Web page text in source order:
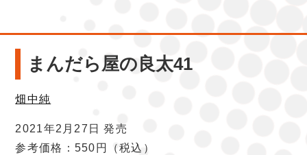
まんだら屋の良太41
畑中純
2021年2月27日 発売
参考価格：550円
（税込）